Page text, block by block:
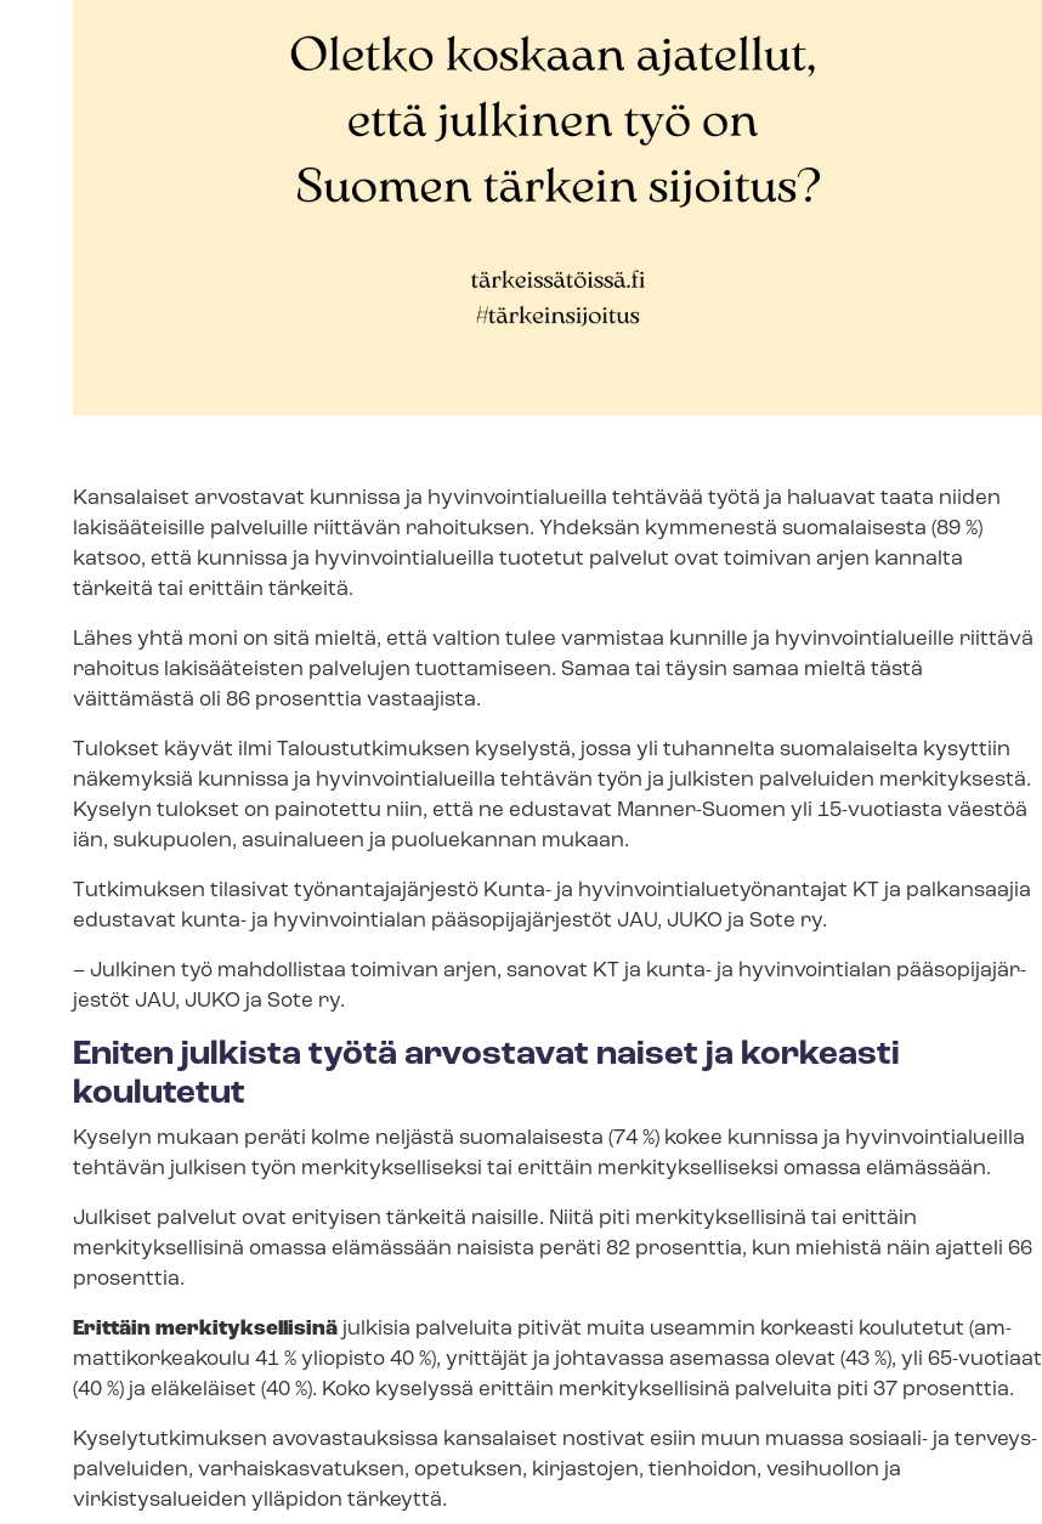
Kansalaiset arvostavat kunnissa ja hy­vin­voin­tia­lueil­la tehtävää työtä ja haluavat taata niiden
lakisääteisille palveluille riittävän rahoituksen. Yhdeksän kymmenestä suomalaisesta (89 %)
katsoo, että kunnissa ja hy­vin­voin­tia­lueil­la tuotetut palvelut ovat toimivan arjen kannalta
tärkeitä tai erittäin tärkeitä.
Lähes yhtä moni on sitä mieltä, että valtion tulee varmistaa kunnille ja hy­vin­voin­tia­lueil­le riittävä
rahoitus lakisääteisten palvelujen tuottamiseen. Samaa tai täysin samaa mieltä tästä
väittämästä oli 86 prosenttia vastaajista.
Tulokset käyvät ilmi Taloustutkimuksen kyselystä, jossa yli tuhannelta suomalaiselta kysyttiin
näkemyksiä kunnissa ja hy­vin­voin­tia­lueil­la tehtävän työn ja julkisten palveluiden merkityksestä.
Kyselyn tulokset on painotettu niin, että ne edustavat Manner-Suomen yli 15-vuotiasta väestöä
iän, sukupuolen, asuinalueen ja puoluekannan mukaan.
Tutkimuksen tilasivat työ­nan­ta­ja­jär­jes­tö Kunta- ja hy­vin­voin­tia­lue­työ­nan­ta­jat KT ja palkansaajia
edustavat kunta- ja hyvinvointialan pää­so­pi­ja­jär­jes­töt JAU, JUKO ja Sote ry.
– Julkinen työ mahdollistaa toimivan arjen, sanovat KT ja kunta- ja hyvinvointialan pää­so­pi­ja­jär­
jes­töt JAU, JUKO ja Sote ry.
Eniten julkista työtä arvostavat naiset ja korkeasti
koulutetut
Kyselyn mukaan peräti kolme neljästä suomalaisesta (74 %) kokee kunnissa ja hy­vin­voin­tia­lueil­la
tehtävän julkisen työn mer­ki­tyk­sel­li­sek­si tai erittäin mer­ki­tyk­sel­li­sek­si omassa elämässään.
Julkiset palvelut ovat erityisen tärkeitä naisille. Niitä piti merkityksellisinä tai erittäin
merkityksellisinä omassa elämässään naisista peräti 82 prosenttia, kun miehistä näin ajatteli 66
prosenttia.
Erittäin merkityksellisinä julkisia palveluita pitivät muita useammin korkeasti koulutetut (am­
mat­ti­kor­kea­kou­lu 41 % yliopisto 40 %), yrittäjät ja johtavassa asemassa olevat (43 %), yli 65-vuotiaat
(40 %) ja eläkeläiset (40 %). Koko kyselyssä erittäin merkityksellisinä palveluita piti 37 prosenttia.
Kyselytutkimuksen avovastauksissa kansalaiset nostivat esiin muun muassa sosiaali- ja ter­veys­
pal­ve­lui­den, var­hais­kas­va­tuk­sen, opetuksen, kirjastojen, tienhoidon, vesihuollon ja
virkistysalueiden ylläpidon tärkeyttä.